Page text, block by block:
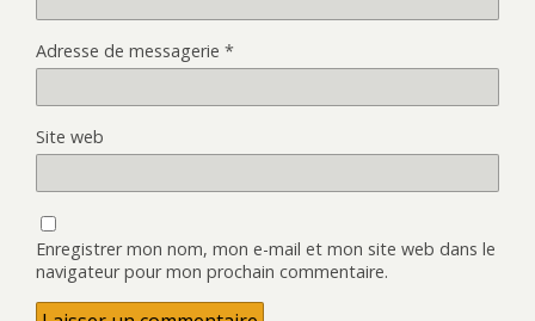
Adresse de messagerie *
Site web
Enregistrer mon nom, mon e-mail et mon site web dans le
navigateur pour mon prochain commentaire.